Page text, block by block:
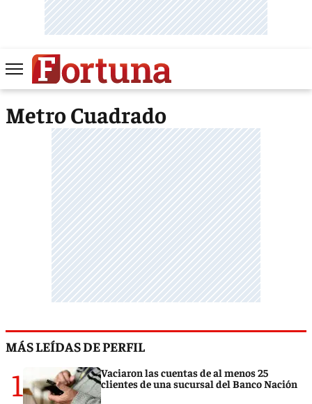
Metro Cuadrado
MÁS LEÍDAS DE PERFIL
1
Vaciaron las cuentas de al menos 25
clientes de una sucursal del Banco Nación